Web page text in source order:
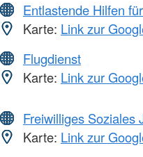
Entlastende Hilfen
Karte: Link zur
Flugdienst
Karte: Link zur
Freiwilliges Soziales
Karte: Link zur